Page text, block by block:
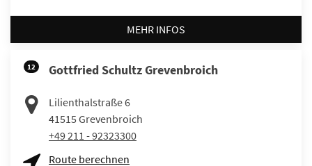
MEHR INFOS
12 Gottfried Schultz Grevenbroich
Lilienthalstraße 6
41515 Grevenbroich
+49 211 - 92323300
Route berechnen